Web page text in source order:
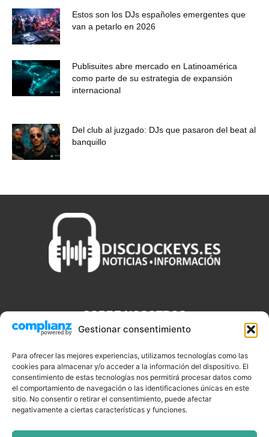
Gestionar consentimiento
Para ofrecer las mejores experiencias, utilizamos tecnologías como las
cookies para almacenar y/o acceder a la información del dispositivo. El
consentimiento de estas tecnologías nos permitirá procesar datos como
el comportamiento de navegación o las identificaciones únicas en este
sitio. No consentir o retirar el consentimiento, puede afectar
negativamente a ciertas características y funciones.
Estos son los DJs españoles emergentes que
van a petarlo en 2026
Publisuites abre mercado en Latinoamérica
como parte de su estrategia de expansión
internacional
Del club al juzgado: DJs que pasaron del beat al
banquillo
SOBRE NOSOTROS
que necesitas saber sobre noticias, novedades, tecnologías y
aplicaciones que te ayudaran a ser un mejor Djs.
SÍGUENOS